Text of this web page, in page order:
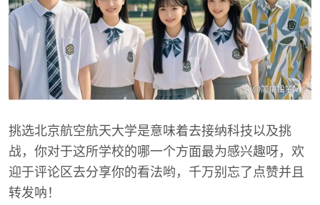
挑选北京航空航天大学是意味着去接纳科技以及挑
战，你对于这所学校的哪一个方面最为感兴趣呀，欢
迎于评论区去分享你的看法哟，千万别忘了点赞并且
转发呐！